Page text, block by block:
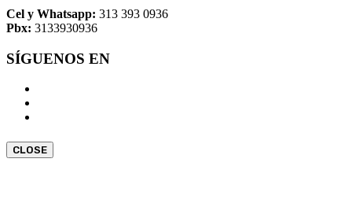
Cel y Whatsapp: 313 393 0936
Pbx: 3133930936
SÍGUENOS EN
CLOSE